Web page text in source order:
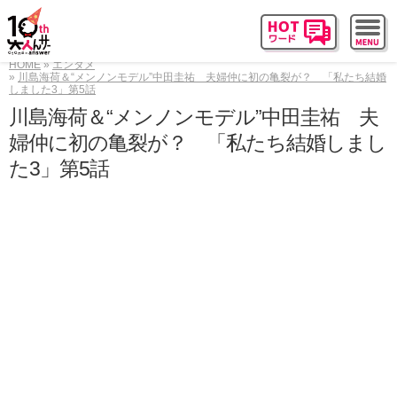
HOME
エンタメ
川島海荷＆“メンノンモデル”中田圭祐 夫婦仲に初の亀裂が？ 「私たち結婚
しました3」第5話
川島海荷＆“メンノンモデル”中田圭祐 夫
婦仲に初の亀裂が？ 「私たち結婚しまし
た3」第5話